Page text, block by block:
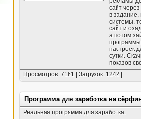
сайт
в задание,
системы,
сайт и
а потом
программы
настроек
сутки.
показов
Просмотров: 7161 | Загрузок: 1242 |
Программа для заработка на
Реальная программа для заработка.